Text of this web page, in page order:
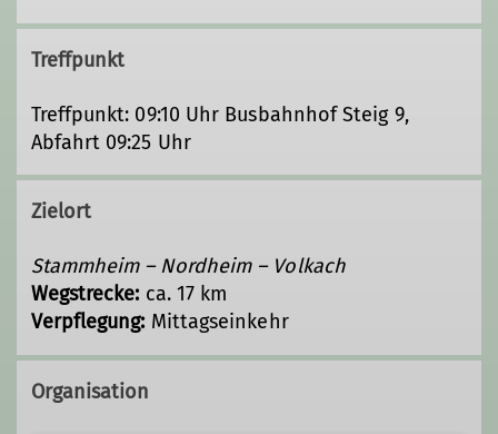
Treffpunkt
Treffpunkt: 09:10 Uhr Busbahnhof Steig 9,
Abfahrt 09:25 Uhr
Zielort
Stammheim – Nordheim – Volkach
Wegstrecke: ca. 17 km
Verpflegung: Mittagseinkehr
Organisation